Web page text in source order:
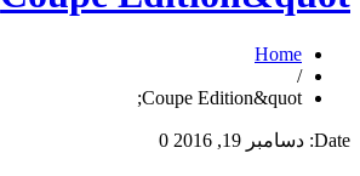
Home
/
Coupe Edition&quot;
Date: دسامبر 19, 2016 0